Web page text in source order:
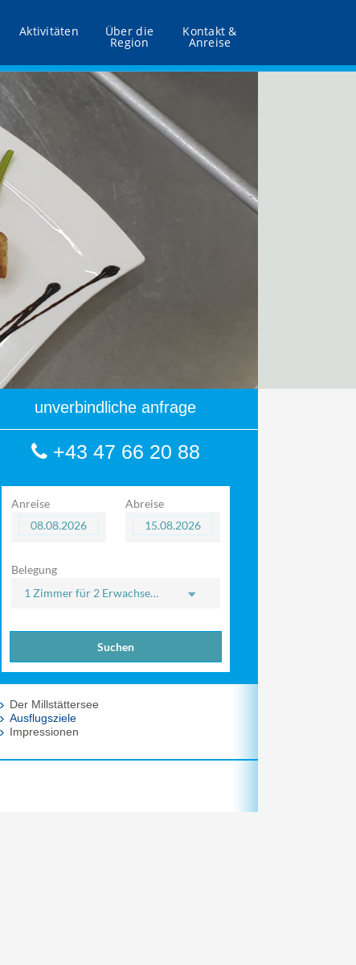
Aktivitäten Über die
Region
Kontakt &
Anreise
unverbindliche anfrage
+43 47 66 20 88
Anreise Abreise
Belegung
1 Zimmerfür 2 Erwachsene
Suchen
Der Millstättersee
Ausflugsziele
Impressionen